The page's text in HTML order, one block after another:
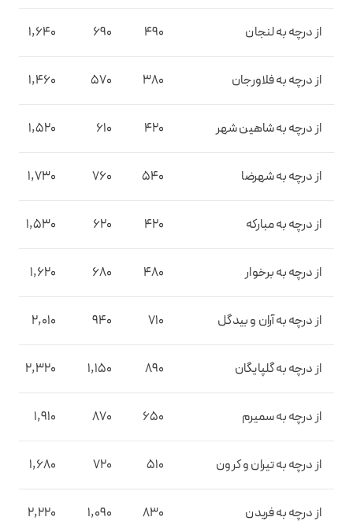
از درچه به لنجان 490
690
1,640
از درچه به فلاورجان 380
570
1,460
از درچه به شاهین‌ شهر 420
610
1,520
از درچه به شهرضا 540
760
1,730
از درچه به مبارکه 420
620
1,530
از درچه به برخوار 480
680
1,620
از درچه به آران و بیدگل 710
940
2,010
از درچه به گلپایگان 890
1,150
2,320
از درچه به سمیرم 650
870
1,910
از درچه به تیران و کرون 510
720
1,680
از درچه به فریدن 830
1,090
2,220